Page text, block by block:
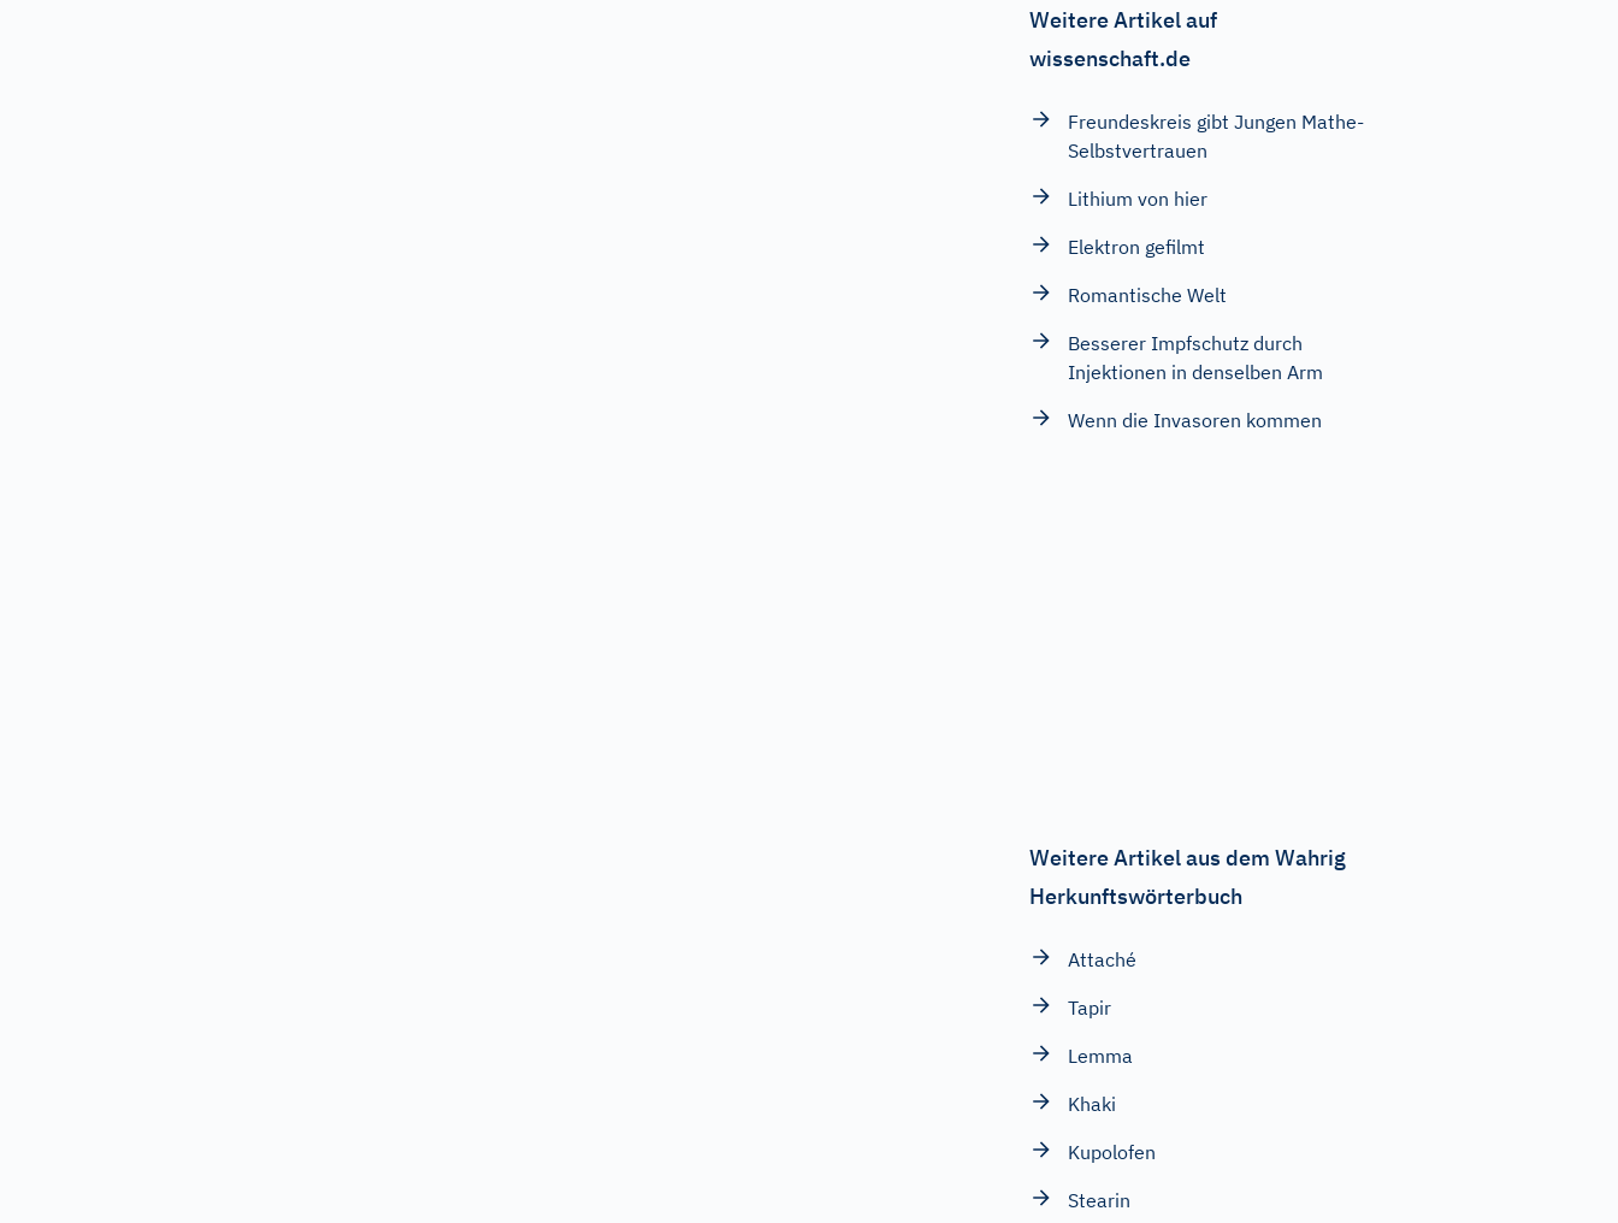
Weitere Artikel auf
wissenschaft.de
Freundeskreis gibt Jungen Mathe-
Selbstvertrauen
Lithium von hier
Elektron gefilmt
Romantische Welt
Besserer Impfschutz durch
Injektionen in denselben Arm
Wenn die Invasoren kommen
Weitere Artikel aus dem Wahrig
Herkunftswörterbuch
Attaché
Tapir
Lemma
Khaki
Kupolofen
Stearin